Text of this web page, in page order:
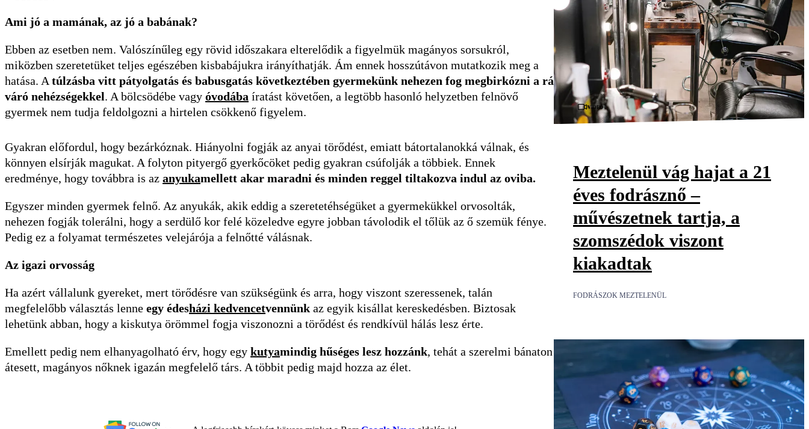
Ami jó a mamának, az jó a babának?
Ebben az esetben nem. Valószínűleg egy rövid időszakara elterelődik a figyelmük magányos sorsukról,
miközben szeretetüket teljes egészében kisbabájukra irányíthatják. Ám ennek hosszútávon mutatkozik meg a
hatása. A túlzásba vitt pátyolgatás és babusgatás következtében gyermekünk nehezen fog megbirkózni a rá
váró nehézségekkel. A bölcsödébe vagy óvodába íratást követően, a legtöbb hasonló helyzetben felnövő
gyermek nem tudja feldolgozni a hirtelen csökkenő figyelem.
Gyakran előfordul, hogy bezárkóznak. Hiányolni fogják az anyai törődést, emiatt bátortalanokká válnak, és
könnyen elsírják magukat. A folyton pityergő gyerkőcöket pedig gyakran csúfolják a többiek. Ennek
eredménye, hogy továbbra is az anyukamellett akar maradni és minden reggel tiltakozva indul az oviba.
Egyszer minden gyermek felnő. Az anyukák, akik eddig a szeretetéhségüket a gyermekükkel orvosolták,
nehezen fogják tolerálni, hogy a serdülő kor felé közeledve egyre jobban távolodik el tőlük az ő szemük fénye.
Pedig ez a folyamat természetes velejárója a felnőtté válásnak.
Az igazi orvosság
Ha azért vállalunk gyereket, mert törődésre van szükségünk és arra, hogy viszont szeressenek, talán
megfelelőbb választás lenne egy édesházi kedvencetvennünk az egyik kisállat kereskedésben. Biztosak
lehetünk abban, hogy a kiskutya örömmel fogja viszonozni a törődést és rendkívül hálás lesz érte.
Emellett pedig nem elhanyagolható érv, hogy egy kutyamindig hűséges lesz hozzánk, tehát a szerelmi bánaton
átesett, magányos nőknek igazán megfelelő társ. A többit pedig majd hozza az élet.
Videó
Meztelenül vág hajat a 21
éves fodrásznő –
művészetnek tartja, a
szomszédok viszont
kiakadtak
FODRÁSZOK MEZTELENÜL